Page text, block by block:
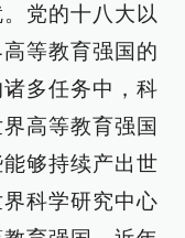
党的十八大以
等教育强国的
多任务中，科
高等教育强国
够持续产出世
科学研究中心